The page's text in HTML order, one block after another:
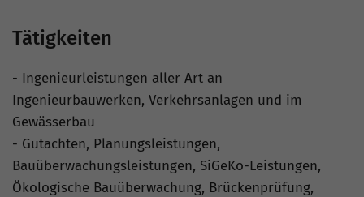
Tätigkeiten
- Ingenieurleistungen aller Art an
Ingenieurbauwerken, Verkehrsanlagen und im
Gewässerbau
- Gutachten, Planungsleistungen,
Bauüberwachungsleistungen, SiGeKo-Leistungen,
Ökologische Bauüberwachung, Brückenprüfung,